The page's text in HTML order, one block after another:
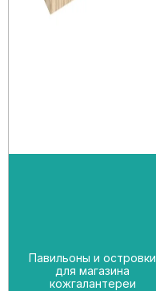
Павильоны и островки
для магазина
кожгалантереи